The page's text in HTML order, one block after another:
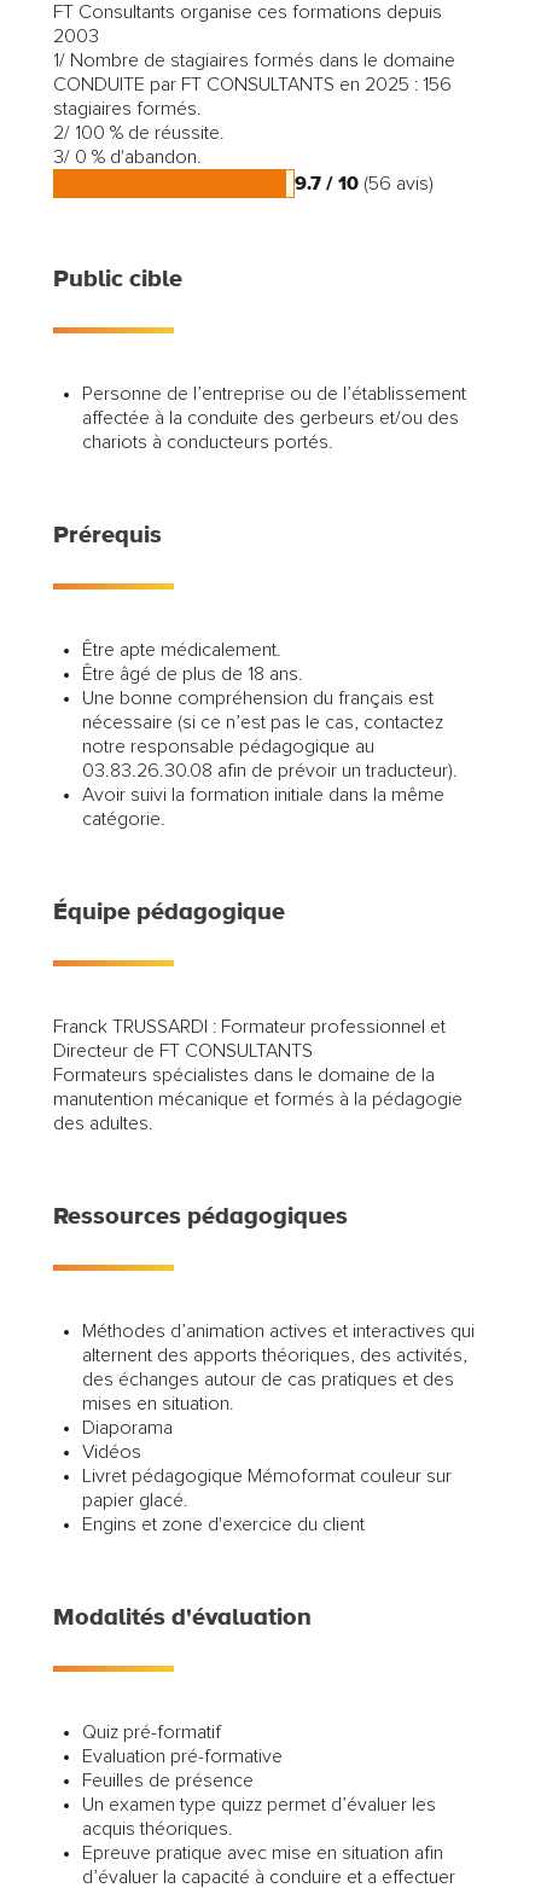
FT Consultants organise ces formations depuis
2003
1/ Nombre de stagiaires formés dans le domaine
CONDUITE par FT CONSULTANTS en 2025 : 156
stagiaires formés.
2/ 100 % de réussite.
3/ 0 % d'abandon.
9.7 / 10 (56 avis)
Public cible
Personne de l’entreprise ou de l’établissement
affectée à la conduite des gerbeurs et/ou des
chariots à conducteurs portés.
Prérequis
Être apte médicalement.
Être âgé de plus de 18 ans.
Une bonne compréhension du français est
nécessaire (si ce n’est pas le cas, contactez
notre responsable pédagogique au
03.83.26.30.08 afin de prévoir un traducteur).
Avoir suivi la formation initiale dans la même
catégorie.
Équipe pédagogique
Franck TRUSSARDI : Formateur professionnel et
Directeur de FT CONSULTANTS
Formateurs spécialistes dans le domaine de la
manutention mécanique et formés à la pédagogie
des adultes.
Ressources pédagogiques
Méthodes d’animation actives et interactives qui
alternent des apports théoriques, des activités,
des échanges autour de cas pratiques et des
mises en situation.
Diaporama
Vidéos
Livret pédagogique Mémoformat couleur sur
papier glacé.
Engins et zone d'exercice du client
Modalités d'évaluation
Quiz pré-formatif
Evaluation pré-formative
Feuilles de présence
Un examen type quizz permet d’évaluer les
acquis théoriques.
Epreuve pratique avec mise en situation afin
d’évaluer la capacité à conduire et a effectuer